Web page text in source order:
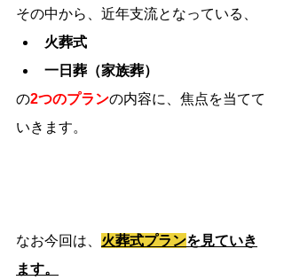
その中から、近年支流となっている、
火葬式
一日葬（家族葬）
の2つのプランの内容に、焦点を当てて
いきます。
なお今回は、 火葬式プランを見ていき
ます。